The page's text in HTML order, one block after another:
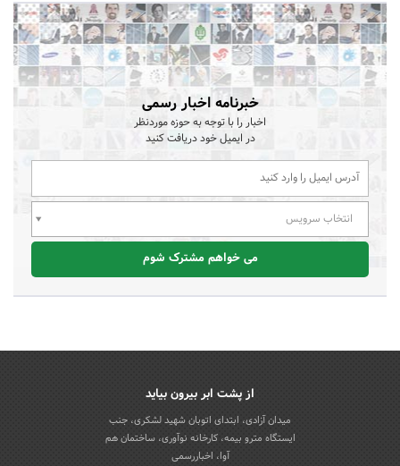
خبرنامه اخبار رسمی
اخبار را با توجه به حوزه موردنظر
در ایمیل خود دریافت کنید
انتخاب سرویس
می خواهم مشترک شوم
از پشت ابر بیرون بیاید
میدان آزادی، ابتدای اتوبان شهید لشکری، جنب
ایستگاه مترو بیمه، کارخانه نوآوری، ساختمان هم
آوا، اخباررسمی